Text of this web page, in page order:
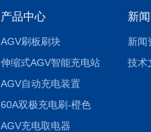
产品中心
AGV刷板刷块
伸缩式AGV智能充电站
AGV自动充电装置
60A双极充电刷-橙色
AGV充电取电器
新
新闻
技术